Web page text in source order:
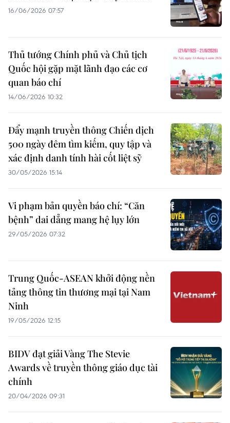
16/06/2026 07:57
Thủ tướng Chính phủ và Chủ tịch
Quốc hội gặp mặt lãnh đạo các cơ
quan báo chí
14/06/2026 10:32
Đẩy mạnh truyền thông Chiến dịch
500 ngày đêm tìm kiếm, quy tập và
xác định danh tính hài cốt liệt sỹ
30/05/2026 15:14
Vi phạm bản quyền báo chí: “Căn
bệnh” dai dẳng mang hệ lụy lớn
29/05/2026 07:32
Trung Quốc-ASEAN khởi động nền
tảng thông tin thương mại tại Nam
Ninh
19/05/2026 12:15
BIDV đạt giải Vàng The Stevie
Awards về truyền thông giáo dục tài
chính
20/04/2026 09:31